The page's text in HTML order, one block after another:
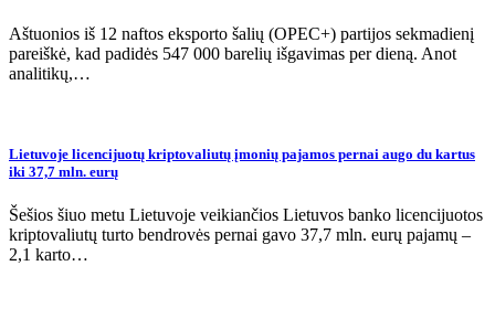
Aštuonios iš 12 naftos eksporto šalių (OPEC+) partijos sekmadienį
pareiškė, kad padidės 547 000 barelių išgavimas per dieną. Anot
analitikų,…
Lietuvoje licencijuotų kriptovaliutų įmonių pajamos pernai augo du kartus
iki 37,7 mln. eurų
Šešios šiuo metu Lietuvoje veikiančios Lietuvos banko licencijuotos
kriptovaliutų turto bendrovės pernai gavo 37,7 mln. eurų pajamų –
2,1 karto…